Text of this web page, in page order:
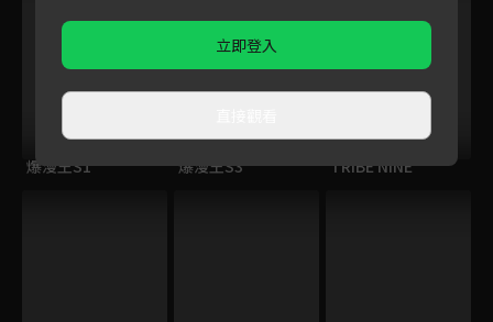
爆漫王S1 爆漫王S3 TRIBE NINE
立即登入